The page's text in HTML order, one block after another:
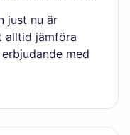
just nu är
alltid jämföra
med